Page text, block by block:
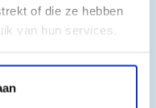
of die ze hebben
van hun services.